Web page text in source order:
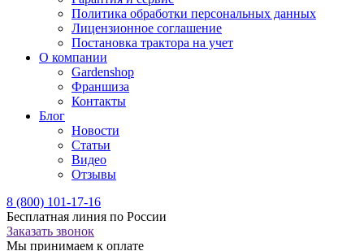
Политика обработки персональных данных
Лицензионное соглашение
Постановка трактора на учет
О компании
Gardenshop
Франшиза
Контакты
Блог
Новости
Статьи
Видео
Отзывы
8 (800) 101-17-16
Бесплатная линия по России
Заказать звонок
Мы принимаем к оплате